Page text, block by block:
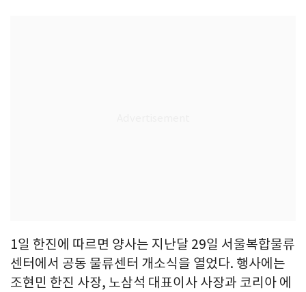
1일 한진에 따르면 양사는 지난달 29일 서울복합물류
센터에서 공동 물류센터 개소식을 열었다. 행사에는
조현민 한진 사장, 노삼석 대표이사 사장과 코리아 에